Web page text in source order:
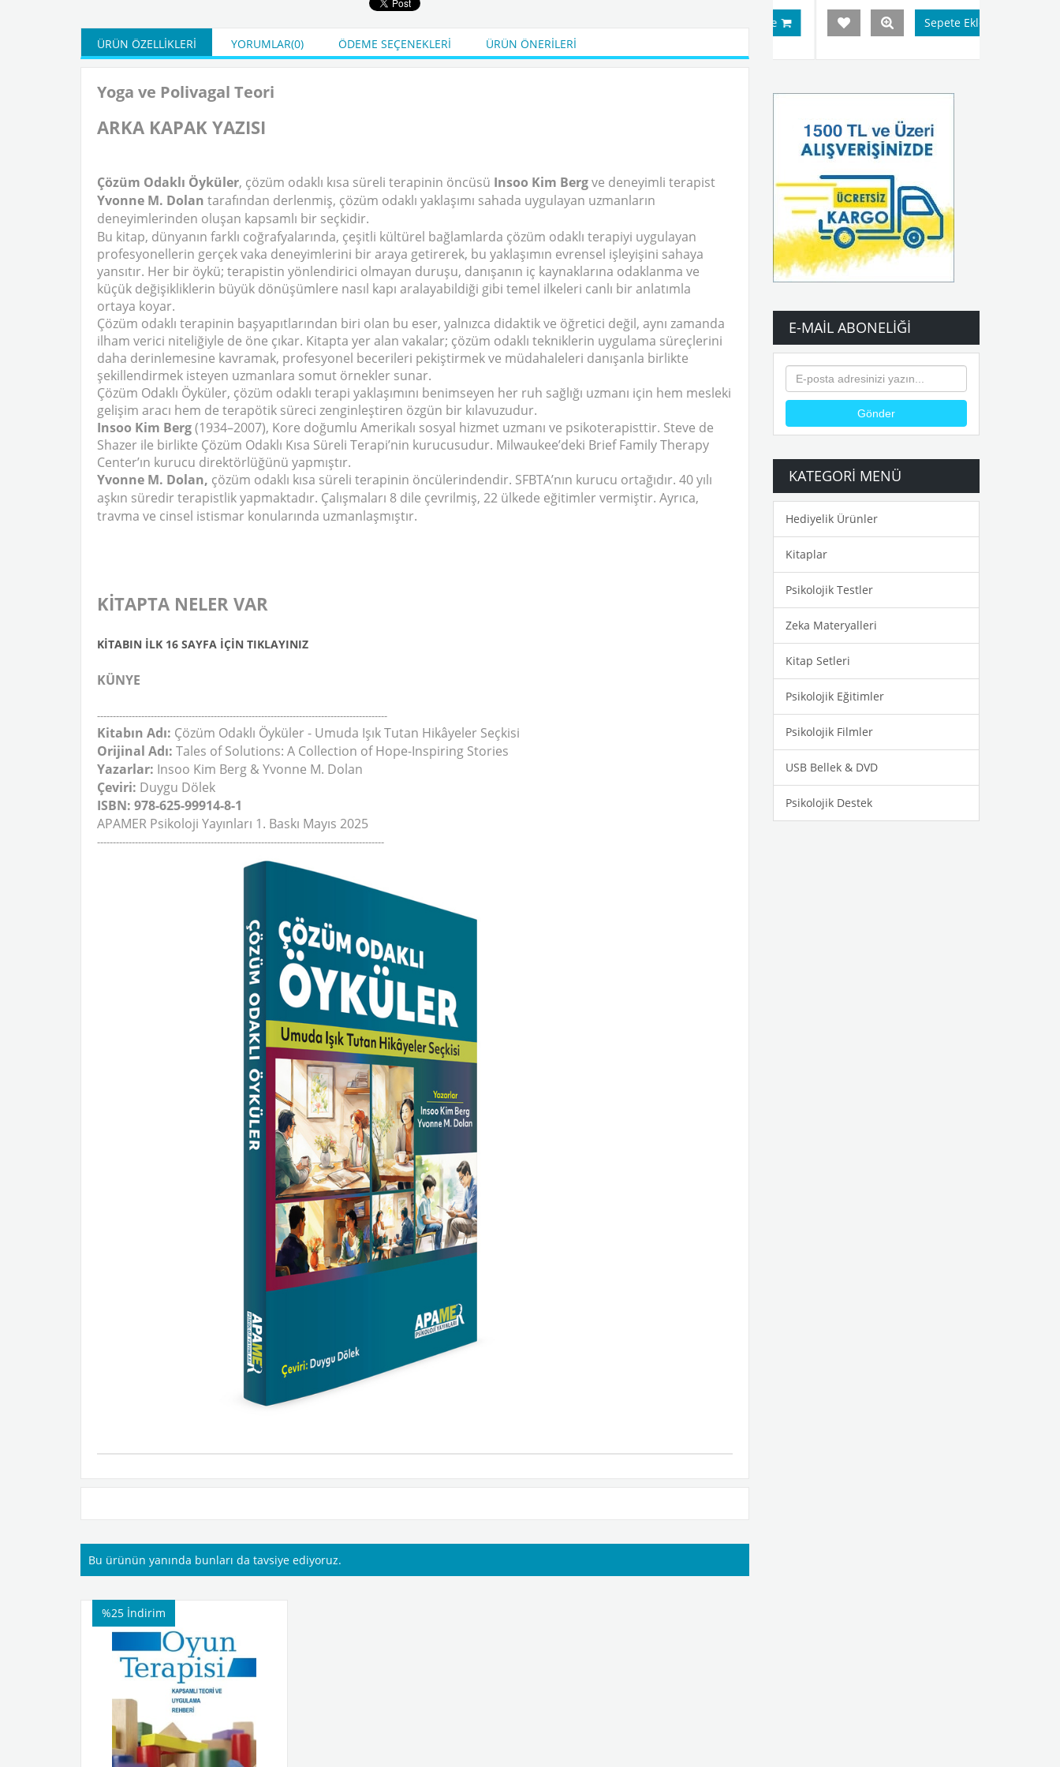
ÜRÜN ÖZELLIKLERI YORUMLAR(0) ÖDEME SEÇENEKLERI ÜRÜN ÖNERILERI
Yoga ve Polivagal Teori
ARKA KAPAK YAZISI
Çözüm Odaklı Öyküler, çözüm odaklı kısa süreli terapinin öncüsü Insoo Kim Bergve deneyimli terapist
Yvonne M. Dolan tarafından derlenmiş, çözüm odaklı yaklaşımı sahada uygulayan uzmanların
deneyimlerinden oluşan kapsamlı bir seçkidir.
Bu kitap, dünyanın farklı coğrafyalarında, çeşitli kültürel bağlamlarda çözüm odaklı terapiyi uygulayan
profesyonellerin gerçek vaka deneyimlerini bir araya getirerek, bu yaklaşımın evrensel işleyişini sahaya
yansıtır. Her bir öykü; terapistin yönlendirici olmayan duruşu, danışanın iç kaynaklarına odaklanma ve
küçük değişikliklerin büyük dönüşümlere nasıl kapı aralayabildiği gibi temel ilkeleri canlı bir anlatımla
ortaya koyar.
Çözüm odaklı terapinin başyapıtlarından biri olan bu eser, yalnızca didaktik ve öğretici değil, aynı zamanda
ilham verici niteliğiyle de öne çıkar. Kitapta yer alan vakalar; çözüm odaklı tekniklerin uygulama süreçlerini
daha derinlemesine kavramak, profesyonel becerileri pekiştirmek ve müdahaleleri danışanla birlikte
şekillendirmek isteyen uzmanlara somut örnekler sunar.
Çözüm Odaklı Öyküler, çözüm odaklı terapi yaklaşımını benimseyen her ruh sağlığı uzmanı için hem mesleki
gelişim aracı hem de terapötik süreci zenginleştiren özgün bir kılavuzudur.
Insoo Kim Berg(1934–2007), Kore doğumlu Amerikalı sosyal hizmet uzmanı ve psikoterapisttir. Steve de
Shazer ile birlikte Çözüm Odaklı Kısa Süreli Terapi’nin kurucusudur. Milwaukee’deki Brief Family Therapy
Center’ın kurucu direktörlüğünü yapmıştır.
Yvonne M. Dolan, çözüm odaklı kısa süreli terapinin öncülerindendir. SFBTA’nın kurucu ortağıdır. 40 yılı
aşkın süredir terapistlik yapmaktadır. Çalışmaları 8 dile çevrilmiş, 22 ülkede eğitimler vermiştir. Ayrıca,
travma ve cinsel istismar konularında uzmanlaşmıştır.
KİTAPTA NELER VAR
KİTABIN İLK 16 SAYFA İÇİN TIKLAYINIZ
KÜNYE
--------------------------------------------------------------------------------------------
Kitabın Adı: Çözüm Odaklı Öyküler - Umuda Işık Tutan Hikâyeler Seçkisi
Orijinal Adı: Tales of Solutions: A Collection of Hope-Inspiring Stories
Yazarlar: Insoo Kim Berg & Yvonne M. Dolan
Çeviri: Duygu Dölek
ISBN: 978-625-99914-8-1
APAMER Psikoloji Yayınları 1. Baskı Mayıs 2025
-------------------------------------------------------------------------------------------
Bu ürünün yanında bunları da tavsiye ediyoruz.
%25 İndirim
₺28.884,00 Sepete Ekle
E-MAIL ABONELIĞI
Gönder
KATEGORI MENÜ
Hediyelik Ürünler
Kitaplar
Psikolojik Testler
Zeka Materyalleri
Kitap Setleri
Psikolojik Eğitimler
Psikolojik Filmler
USB Bellek & DVD
Psikolojik Destek